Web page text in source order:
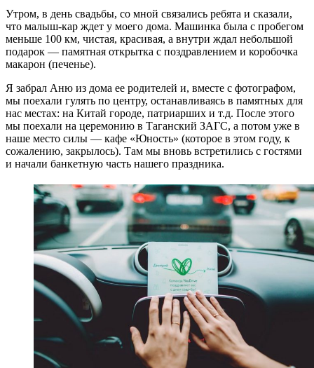
Утром, в день свадьбы, со мной связались ребята и сказали,
что малыш-кар ждет у моего дома. Машинка была с пробегом
меньше 100 км, чистая, красивая, а внутри ждал небольшой
подарок — памятная открытка с поздравлением и коробочка
макарон (печенье).
Я забрал Аню из дома ее родителей и, вместе с фотографом,
мы поехали гулять по центру, останавливаясь в памятных для
нас местах: на Китай городе, патриарших и т.д. После этого
мы поехали на церемонию в Таганский ЗАГС, а потом уже в
наше место силы — кафе «Юность» (которое в этом году, к
сожалению, закрылось). Там мы вновь встретились с гостями
и начали банкетную часть нашего праздника.